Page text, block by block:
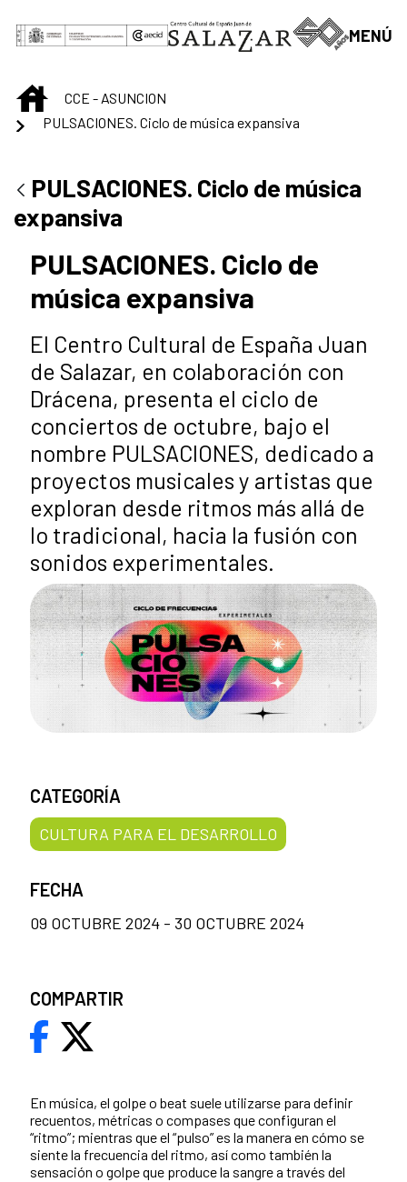
Saltar al contenido principal
MENÚ
INICIOCCE - ASUNCION
PULSACIONES. Ciclo de música expansiva
PULSACIONES. Ciclo de música
expansiva
PULSACIONES. Ciclo de
música expansiva
El Centro Cultural de España Juan
de Salazar, en colaboración con
Drácena, presenta el ciclo de
conciertos de octubre, bajo el
nombre PULSACIONES, dedicado a
proyectos musicales y artistas que
exploran desde ritmos más allá de
lo tradicional, hacia la fusión con
sonidos experimentales.
En música, el golpe o beat suele utilizarse para definir
recuentos, métricas o compases que configuran el
“ritmo”; mientras que el “pulso” es la manera en cómo se
siente la frecuencia del ritmo, así como también la
sensación o golpe que produce la sangre a través del
CATEGORÍA
CULTURA PARA EL DESARROLLO
FECHA
09 OCTUBRE 2024 - 30 OCTUBRE 2024
COMPARTIR